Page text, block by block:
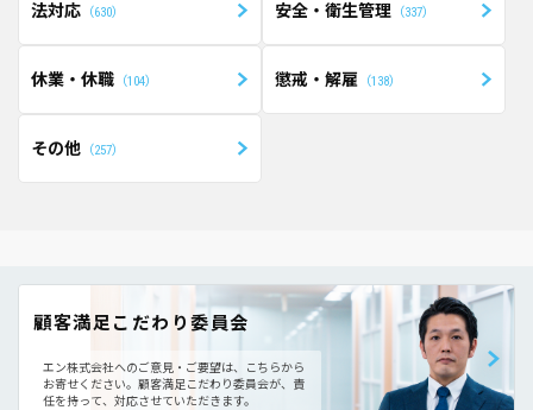
法対応 630 安全・衛生管理 337
休業・休職 104 懲戒・解雇 138
その他 257
顧客満足こだわり委員会
エン株式会社へのご意見・ご要望は、こちらから
お寄せください。 顧客満足こだわり委員会が、責
任を持って、対応させていただきます。